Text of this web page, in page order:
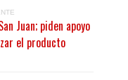
Juan; piden apoyo
el producto